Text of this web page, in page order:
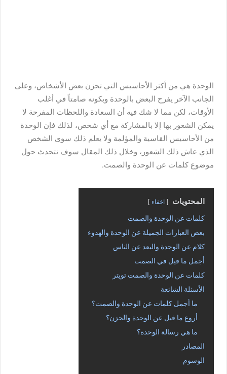
الوحدة هي من أكثر الأحاسيس التي تحزن بعض الأشخاص، وعلى
الجانب الآخر يفرح البعض بالوحدة وبكونه صامتاً في أغلب
الأوقات، لكن مما لا شك فيه أن السعادة واللحظات المفرحة لا
يمكن الشعور بها إلا بالمشاركة مع أي شخص، لذلك فإن الوحدة
من الأحاسيس القاسية والمؤلمة ولا يعلم ذلك سوى الشخص
الذي عاش ذلك الشعور، وخلال ذلك المقال سوف نتحدث حول
موضوع كلمات عن الوحدة والصمت.
المحتويات اخفاء
كلمات عن الوحدة والصمت
بعض العبارات الجميلة عن الوحدة والهدوء
كلام عن الوحدة والبعد عن الناس
أجمل ما قيل في الصمت
كلمات عن الوحدة والصمت تويتر
الأسئلة الشائعة
ما أجمل كلمات عن الوحدة والصمت؟
أروع ما قيل عن الوحدة والحزن؟
ما هي رسالة الوحدة؟
المصادر
الوسوم